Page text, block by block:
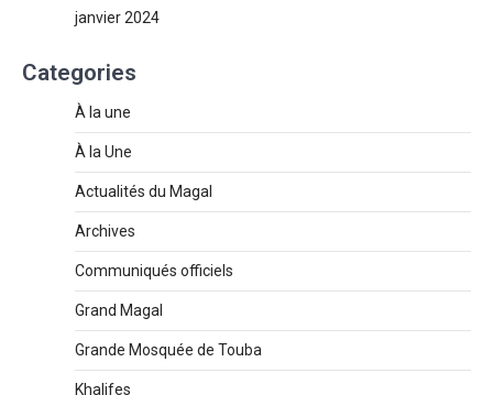
janvier 2024
Categories
À la une
À la Une
Actualités du Magal
Archives
Communiqués officiels
Grand Magal
Grande Mosquée de Touba
Khalifes